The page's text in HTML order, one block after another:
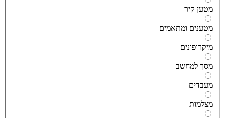
קיר
ומתאמים
למחשב